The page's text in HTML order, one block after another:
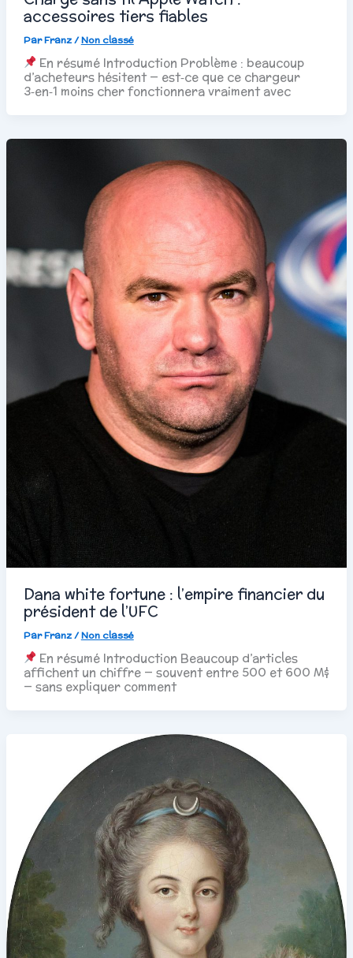
accessoires tiers fiables
ParFranz/Non classé
En résumé Introduction Problème : beaucoup
d’acheteurs hésitent — est‑ce que ce chargeur
3‑en‑1 moins cher fonctionnera vraiment avec
Dana white fortune : l’empire financier du
président de l’UFC
ParFranz/Non classé
En résumé Introduction Beaucoup d’articles
affichent un chiffre — souvent entre 500 et 600 M$
— sans expliquer comment